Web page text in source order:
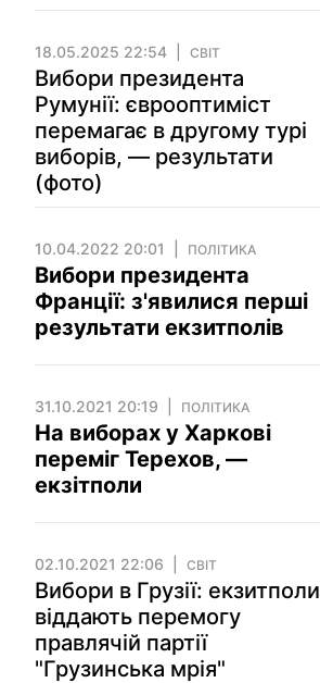
18.05.2025 22:54 СВІТ
Вибори президента
Румунії: єврооптиміст
перемагає в другому турі
виборів, — результати
(фото)
10.04.2022 20:01 ПОЛІТИКА
Вибори президента
Франції: з'явилися перші
результати екзитполів
31.10.2021 20:19 ПОЛІТИКА
На виборах у Харкові
переміг Терехов, —
екзітполи
02.10.2021 22:06 СВІТ
Вибори в Грузії: екзитполи
віддають перемогу
правлячій партії
"Грузинська мрія"